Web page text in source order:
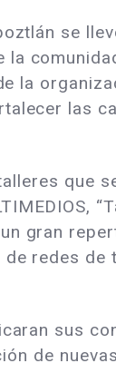
se
la
las
que
gran
redes de
sus
de